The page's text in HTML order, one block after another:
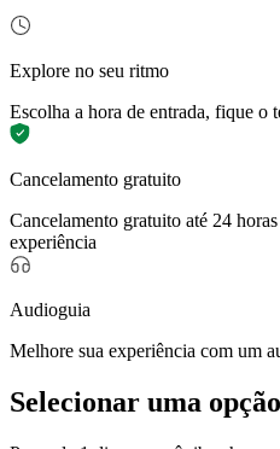
Explore no seu ritmo
Escolha a hora de entrada, fique o
Cancelamento gratuito
Cancelamento gratuito até 24
experiência
Audioguia
Melhore sua experiência com um
Selecionar uma opção